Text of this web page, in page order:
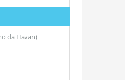
da Havan)